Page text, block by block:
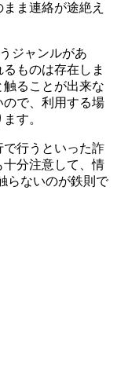
ま連絡が途絶え
ジャンルがあ
ものは存在しま
ることが出来な
で、利用する場
す。
で行うといった詐
分注意して、情
らないのが鉄則で